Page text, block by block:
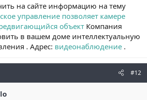
на сайте информацию на тему
управление позволяет камере
объект Компания
в вашем доме интеллектуальную
. Адрес: видеонаблюдение .
#12